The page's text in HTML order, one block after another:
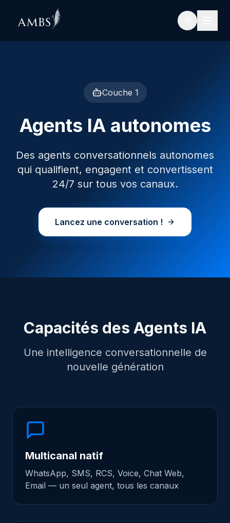
Orchestration parcours
Optimisation des revenus
Stack technique
Sécurité & RGPD
Solutions
Support client 24/7
Accélération des ventes
Par métier
PAR SECTEUR
Immobilier
Automobile
Services B2B
Couche 1
Agents IA autonomes
Des agents conversationnels autonomes
qui qualifient, engagent et convertissent
24/7 sur tous vos canaux.
Lancez une conversation !
Capacités des Agents IA
Une intelligence conversationnelle de
nouvelle génération
Multicanal natif
WhatsApp, SMS, RCS, Voice, Chat Web,
Email — un seul agent, tous les canaux